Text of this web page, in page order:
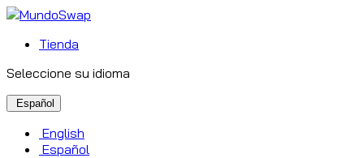
Tienda
Seleccione su idioma
Español
English
Español